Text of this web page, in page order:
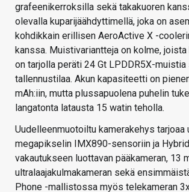
grafeenikerroksilla sekä takakuoren
olevalla kuparijäähdyttimellä, joka on
kohdikkain erillisen AeroActive X -
kanssa. Muistivariantteja on kolme,
on tarjolla peräti 24 Gt LPDDR5X-muistia
tallennustilaa. Akun kapasiteetti on
mAh:iin, mutta plussapuolena puhelin
langatonta latausta 15 watin teholla.
Uudelleenmuotoiltu kamerakehys tarjoaa
megapikselin IMX890-sensoriin ja
vakautukseen luottavan pääkameran, 13
ultralaajakulmakameran sekä
Phone -mallistossa myös telekameran